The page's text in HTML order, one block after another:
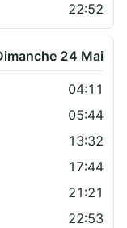
22:52
24 Mai
04:11
05:44
13:32
17:44
21:21
22:53